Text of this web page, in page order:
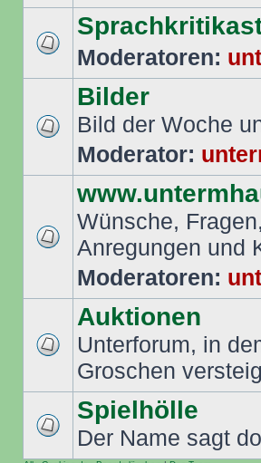
Moderatoren:
Bilder
Bild der Woche
Moderator:
Wünsche,
Anregungen und
Moderatoren:
Auktionen
Unterforum, in
Groschen
Spielhölle
Der Name sagt